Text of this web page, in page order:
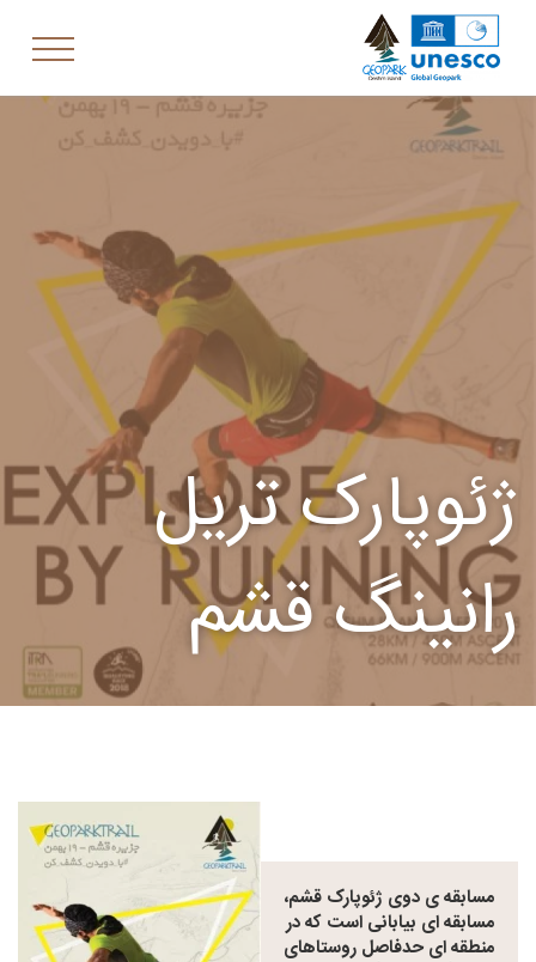
ژئوپارک تریل
رانینگ قشم
مسابقه ی دوی ژئوپارک قشم،
مسابقه ای بیابانی است که در
منطقه ای حدفاصل روستاهای